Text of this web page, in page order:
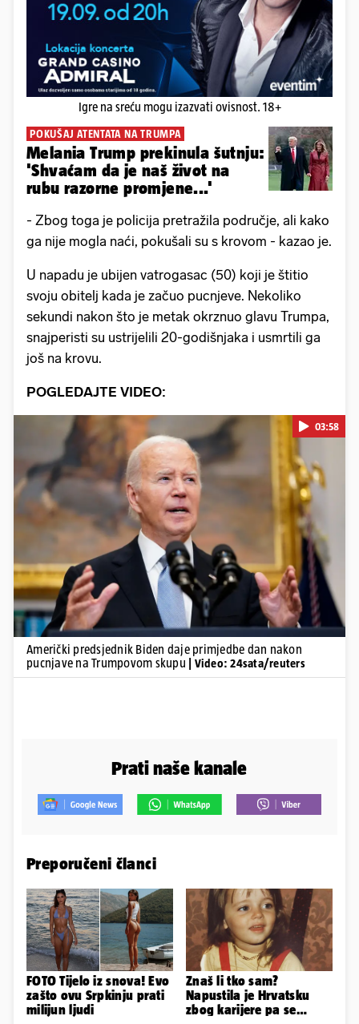
Igre na sreću mogu izazvati ovisnost. 18+
POKUŠAJ ATENTATA NA TRUMPA
Melania Trump prekinula šutnju:
'Shvaćam da je naš život na
rubu razorne promjene...'
- Zbog toga je policija pretražila područje, ali kako
ga nije mogla naći, pokušali su s krovom - kazao je.
U napadu je ubijen vatrogasac (50) koji je štitio
svoju obitelj kada je začuo pucnjeve. Nekoliko
sekundi nakon što je metak okrznuo glavu Trumpa,
snajperisti su ustrijelili 20-godišnjaka i usmrtili ga
još na krovu.
POGLEDAJTE VIDEO:
Pokretanje videa...
03:58
Američki predsjednik Biden daje primjedbe dan nakon
pucnjave na Trumpovom skupu
| Video: 24sata/reuters
Prati naše kanale
Preporučeni članci
FOTO Tijelo iz snova! Evo
zašto ovu Srpkinju prati
milijun ljudi
Znaš li tko sam?
Napustila je Hrvatsku
zbog karijere pa se